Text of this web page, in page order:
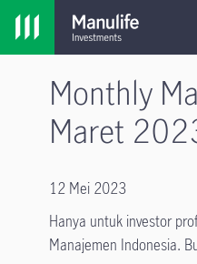
Monthly
Maret
12 Mei 2023
Hanya untuk investor
Manajemen Indonesia.